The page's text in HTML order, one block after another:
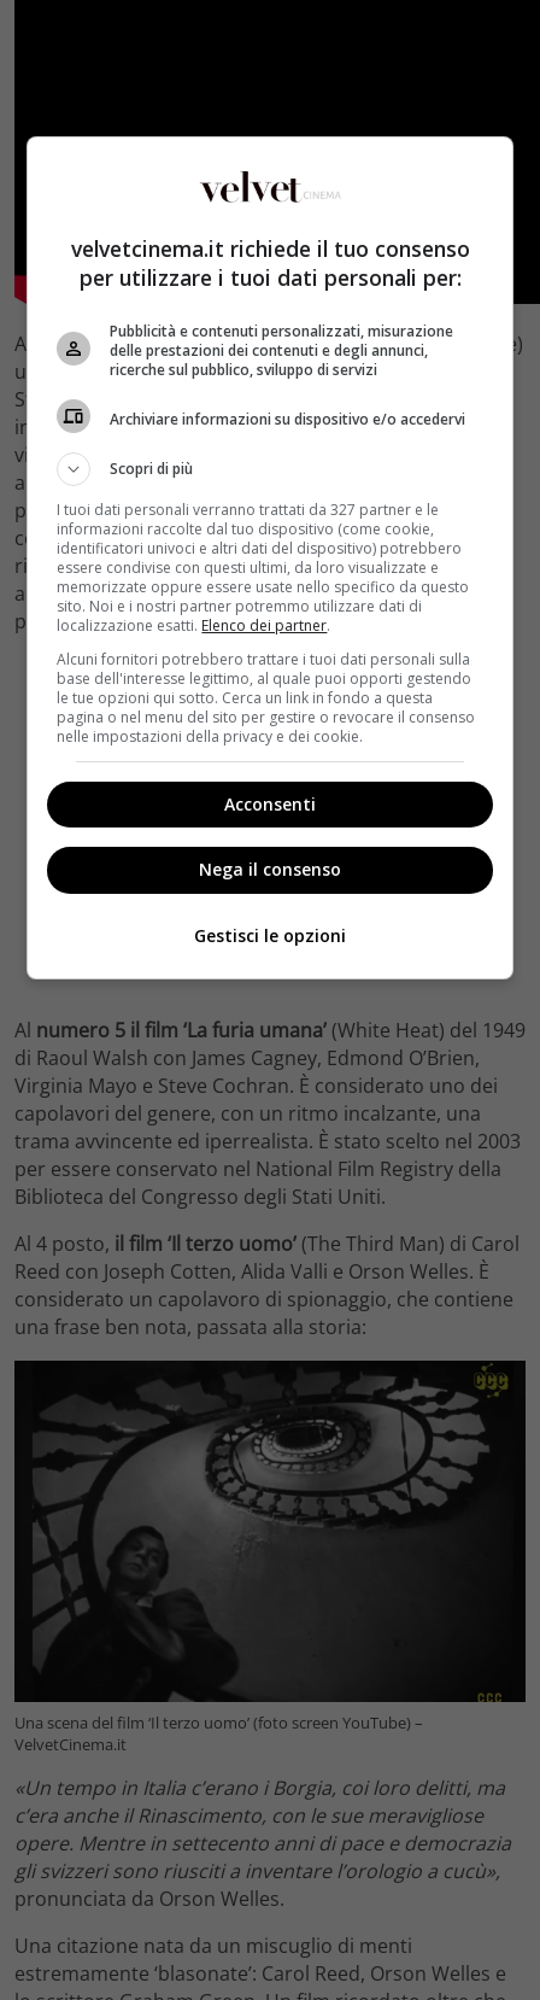
Al numero 6 il film ‘L’asso nella manica’,(Ace in the Hole)
un film del 1951 di Billy Wilder con Kirk Douglas, Jan
Sterling, Robert Arthur. Wilder fa una spietata ed
incalzante narrazione di un terribile fatto di cronaca
vissuto con gli occhi di un giornalista che desidera
ardentemente fare uno scoop. Wilder, per questa
pellicola, venne accusato di essere stato troppo duro
con la sua trama. All’epoca non ottenne un grande
riscontro da parte del pubblico che si sentì sotto
accusa. Il film venne candidato ad un premio Oscar e
premiato al Festival di Venezia.
Al numero 5 il film ‘La furia umana’(White Heat) del 1949
di Raoul Walsh con James Cagney, Edmond O’Brien,
Virginia Mayo e Steve Cochran. È considerato uno dei
capolavori del genere, con un ritmo incalzante, una
trama avvincente ed iperrealista. È stato scelto nel 2003
per essere conservato nel National Film Registry della
Biblioteca del Congresso degli Stati Uniti.
Al 4 posto, il film ‘Il terzo uomo’(The Third Man) di Carol
Reed con Joseph Cotten, Alida Valli e Orson Welles. È
considerato un capolavoro di spionaggio, che contiene
una frase ben nota, passata alla storia:
Una scena del film ‘Il terzo uomo’ (foto screen YouTube) –
VelvetCinema.it
«Un tempo in Italia c’erano i Borgia, coi loro delitti, ma
c’era anche il Rinascimento, con le sue meravigliose
opere. Mentre in settecento anni di pace e democrazia
gli svizzeri sono riusciti a inventare l’orologio a cucù»,
pronunciata da Orson Welles.
Una citazione nata da un miscuglio di menti
estremamente ‘blasonate’: Carol Reed, Orson Welles e
velvetcinema.it richiede il tuo consenso
per utilizzare i tuoi dati personali per:
Pubblicità e contenuti personalizzati, misurazione
delle prestazioni dei contenuti e degli annunci,
ricerche sul pubblico, sviluppo di servizi
Archiviare informazioni su dispositivo e/o accedervi
Scopri di più
I tuoi dati personali verranno trattati da 327 partner e le
informazioni raccolte dal tuo dispositivo (come cookie,
identificatori univoci e altri dati del dispositivo) potrebbero
essere condivise con questi ultimi, da loro visualizzate e
memorizzate oppure essere usate nello specifico da questo
sito. Noi e i nostri partner potremmo utilizzare dati di
localizzazione esatti. Elenco dei partner.
Alcuni fornitori potrebbero trattare i tuoi dati personali sulla
base dell'interesse legittimo, al quale puoi opporti gestendo
le tue opzioni qui sotto. Cerca un link in fondo a questa
pagina o nel menu del sito per gestire o revocare il consenso
nelle impostazioni della privacy e dei cookie.
Acconsenti
Nega il consenso
Gestisci le opzioni